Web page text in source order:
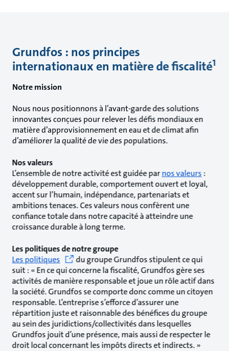
Grundfos : nos principes
internationaux en matière de fiscalité1
Notre mission
Nous nous positionnons à l’avant-garde des solutions
innovantes conçues pour relever les défis mondiaux en
matière d’approvisionnement en eau et de climat afin
d’améliorer la qualité de vie des populations.
Nos valeurs
L’ensemble de notre activité est guidée parnos valeurs:
développement durable, comportement ouvert et loyal,
accent sur l’humain, indépendance, partenariats et
ambitions tenaces. Ces valeurs nous confèrent une
confiance totale dans notre capacité à atteindre une
croissance durable à long terme.
Les politiques de notre groupe
Les politiques
du groupe Grundfos stipulent ce qui
suit : « En ce qui concerne la fiscalité, Grundfos gère ses
activités de manière responsable et joue un rôle actif dans
la société. Grundfos se comporte donc comme un citoyen
responsable. L’entreprise s’efforce d’assurer une
répartition juste et raisonnable des bénéfices du groupe
au sein des juridictions/collectivités dans lesquelles
Grundfos jouit d’une présence, mais aussi de respecter le
droit local concernant les impôts directs et indirects. »